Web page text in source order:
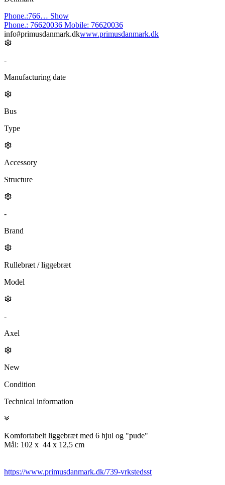
Phone.:766… Show
Phone.: 76620036 Mobile: 76620036
info#primusdanmark.dkwww.primusdanmark.dk
-
Manufacturing date
Bus
Type
Accessory
Structure
-
Brand
Rullebræt / liggebræt
Model
-
Axel
New
Condition
Technical information
Komfortabelt liggebræt med 6 hjul og "pude"
Mål: 102 x 44 x 12,5 cm
https://www.primusdanmark.dk/739-vrkstedsst